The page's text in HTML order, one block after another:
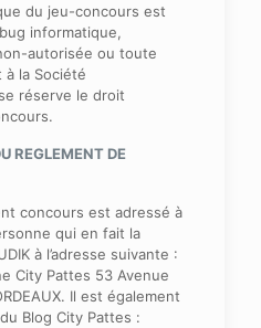
du jeu-concours est
informatique,
autorisée ou toute
la Société
réserve le droit
REGLEMENT DE
concours est adressé à
qui en fait la
à l’adresse suivante :
City Pattes 53 Avenue
Il est également
Blog City Pattes :